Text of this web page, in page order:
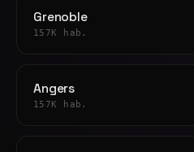
Grenoble
157K hab.
Angers
157K hab.